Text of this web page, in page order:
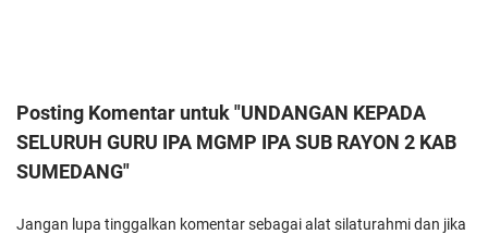
Posting Komentar untuk "UNDANGAN KEPADA
SELURUH GURU IPA MGMP IPA SUB RAYON 2 KAB
SUMEDANG"
Jangan lupa tinggalkan komentar sebagai alat silaturahmi dan jika